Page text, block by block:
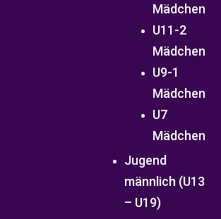
Mädchen
U11-2
Mädchen
U9-1
Mädchen
U7
Mädchen
Jugend
männlich (U13
– U19)